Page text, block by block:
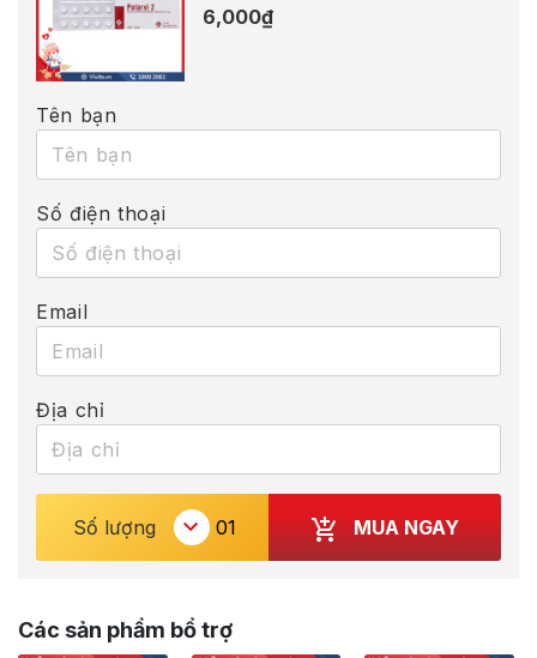
6,000₫
Tên bạn
Số điện thoại
Email
Địa chỉ
Số lượng MUA NGAY
Các sản phẩm bổ trợ